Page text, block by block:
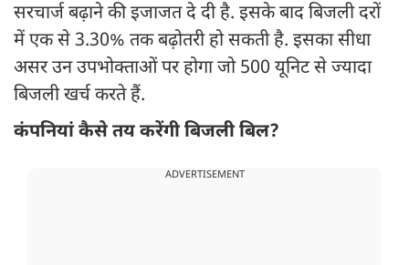
सरचार्ज बढ़ाने की इजाजत दे दी है. इसके बाद बिजली दरों
में एक से 3.30% तक बढ़ोतरी हो सकती है. इसका सीधा
असर उन उपभोक्ताओं पर होगा जो 500 यूनिट से ज्यादा
बिजली खर्च करते हैं.
कंपनियां कैसे तय करेंगी बिजली बिल?
ADVERTISEMENT